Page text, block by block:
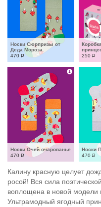
Носки Сюрпризы от
Деда Мороза
470 Р
250 Р
Носки Очей очарованье
470 Р
Носки
470 Р
Калину красную целует
росой! Вся сила
воплощена в новой модели
Ультрамодный ягодный